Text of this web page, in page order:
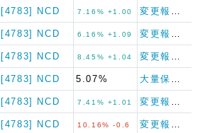
[4783] NCD 7.16% +1.00
[4783] NCD 6.16% +1.09
[4783] NCD 8.45% +1.04
[4783] NCD 5.07%
[4783] NCD 7.41% +1.01
[4783] NCD
10.16% -0.6